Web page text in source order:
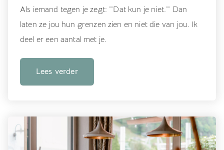
Als iemand tegen je zegt: ''Dat kun je niet.'' Dan
laten ze jou hun grenzen zien en niet die van jou. Ik
deel er een aantal met je.
Lees verder